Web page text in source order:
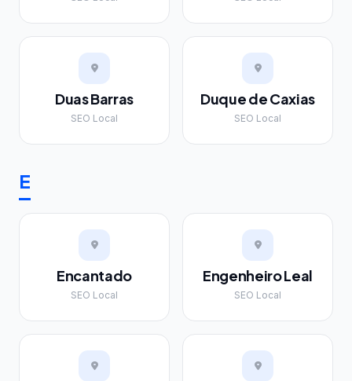
Duas Barras
SEO Local
Duque de Caxias
SEO Local
E
Encantado
SEO Local
Engenheiro Leal
SEO Local